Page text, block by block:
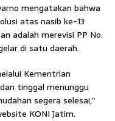
mengatakan bahwa
atas nasib ke-13
adalah merevisi PP No.
di satu daerah.
Kementrian
tinggal menunggu
segera selesai,”
KONI Jatim.